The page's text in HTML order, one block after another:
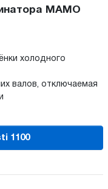
MAMO
холодного
валов, отключаемая
1100